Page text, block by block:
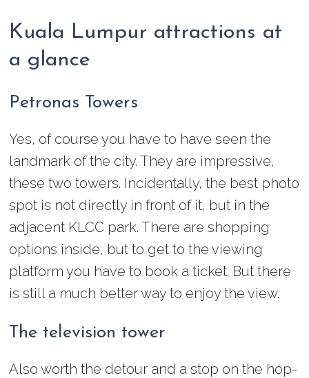
Kuala Lumpur attractions at
a glance
Petronas Towers
Yes, of course you have to have seen the
landmark of the city. They are impressive,
these two towers. Incidentally, the best photo
spot is not directly in front of it, but in the
adjacent KLCC park. There are shopping
options inside, but to get to the viewing
platform you have to book a ticket. But there
is still a much better way to enjoy the view.
The television tower
Also worth the detour and a stop on the hop-